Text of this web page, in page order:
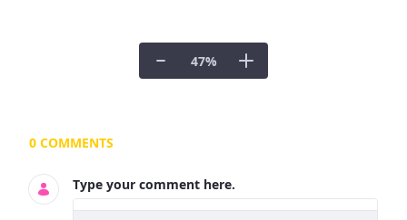
47%
Documents and Media
0 COMMENTS
Type your comment here.